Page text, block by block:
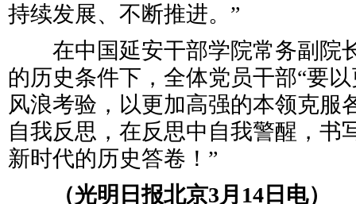
持续发展、不断推进。”
在中国延安干部学院常务副院
的历史条件下，全体党员干部“要
风浪考验，以更加高强的本领克服
自我反思，在反思中自我警醒，书
新时代的历史答卷！”
（光明日报北京3月14日电）